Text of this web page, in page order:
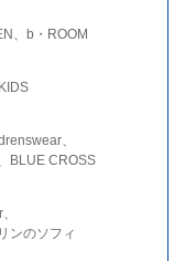
、b・ROOM
、
BLUE CROSS
ンのソフィ